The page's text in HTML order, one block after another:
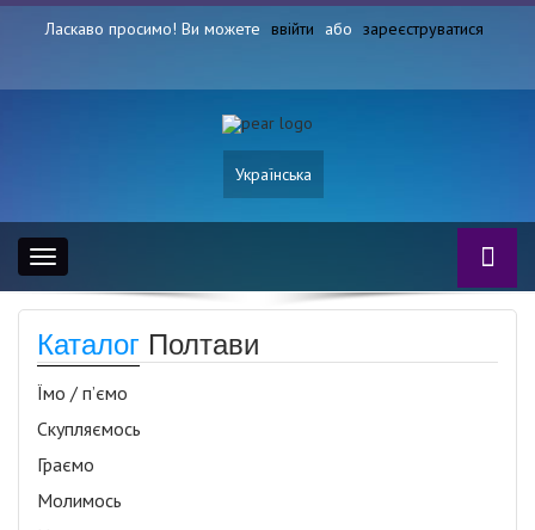
Ласкаво просимо! Ви можете ввійти або зареєструватися
Українська
Toggle
navigation
Каталог Полтави
Їмо / п’ємо
Скупляємось
Граємо
Молимось